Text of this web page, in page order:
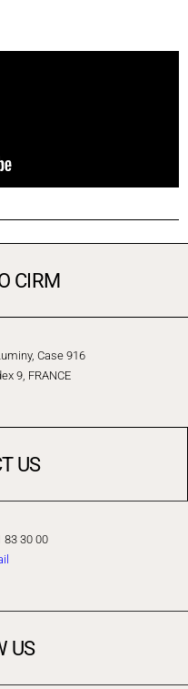
CIRM
Case 916
9, FRANCE
US
83 30 00
US